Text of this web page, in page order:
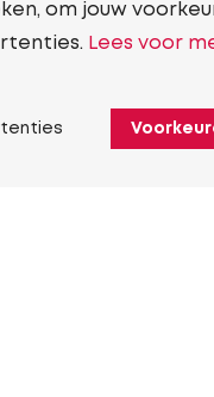
om jouw
Lees voor